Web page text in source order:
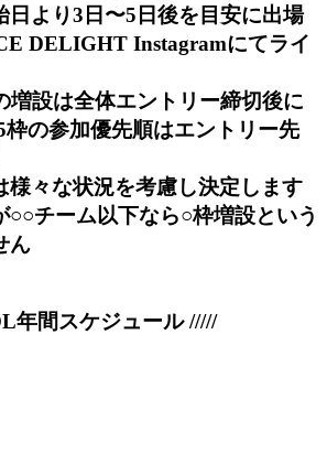
日より3日〜5日後を目安に出場
DELIGHT Instagramにてライ
増設は全体エントリー締切後に
の参加優先順はエントリー先
様々な状況を考慮し決定します
○○チーム以下なら○枠増設という
ん
年間スケジュール /////